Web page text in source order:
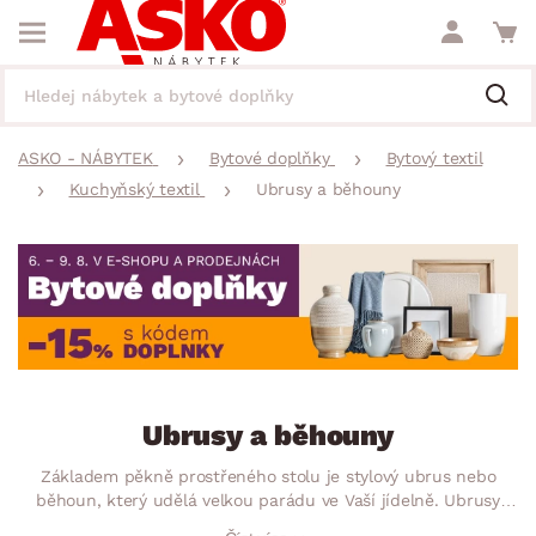
ASKO - NÁBYTEK Bytové doplňky
Bytový textil
Kuchyňský textil
Ubrusy a běhouny
Ubrusy a běhouny
Základem pěkně prostřeného stolu je stylový ubrus nebo
běhoun, který udělá velkou parádu ve Vaší jídelně. Ubrusy